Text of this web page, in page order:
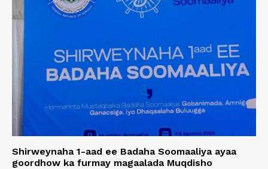
Shirweynaha 1-aad ee Badaha Soomaaliya ayaa
goordhow ka furmay magaalada Muqdisho